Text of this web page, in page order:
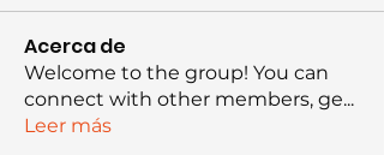
Acerca de
Welcome to the group! You can
connect with other members, ge...
Leer más